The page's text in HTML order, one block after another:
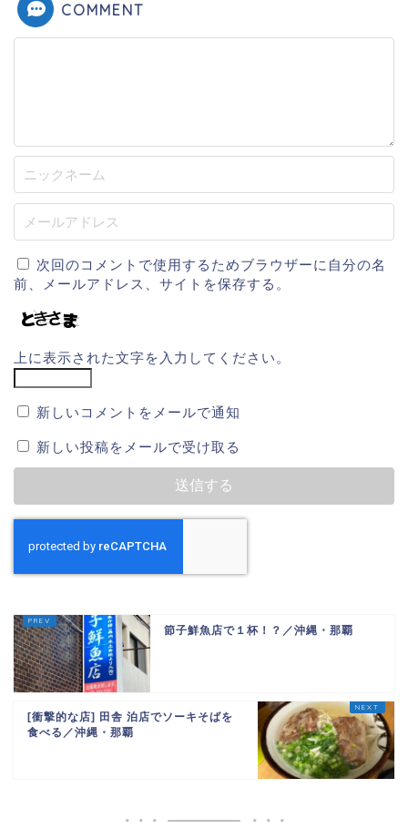
COMMENT
次回のコメントで使用するためブラウザーに自分の名
前、メールアドレス、サイトを保存する。
上に表示された文字を入力してください。
新しいコメントをメールで通知
新しい投稿をメールで受け取る
節子鮮魚店で１杯！？／沖縄・那覇
[衝撃的な店] 田舎 泊店でソーキそばを
食べる／沖縄・那覇